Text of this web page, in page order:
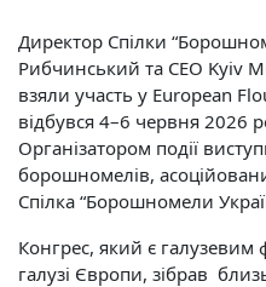
Директор Спілки
Рибчинський та CEO Kyiv
взяли участь у European
відбувся 4–6 червня 2026
Організатором події
борошномелів,
Спілка “Борошномели
Конгрес, який є
галузі Європи, зібрав